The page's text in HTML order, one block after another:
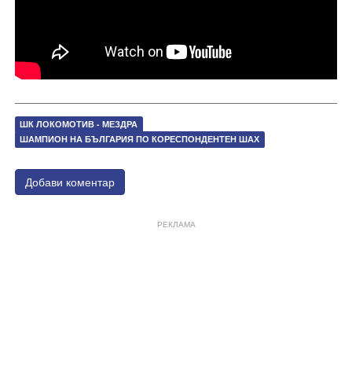
ШК ЛОКОМОТИВ - МЕЗДРА
ШАМПИОН НА БЪЛГАРИЯ ПО КОРЕСПОНДЕНТЕН ШАХ
Добави коментар
РЕКЛАМА